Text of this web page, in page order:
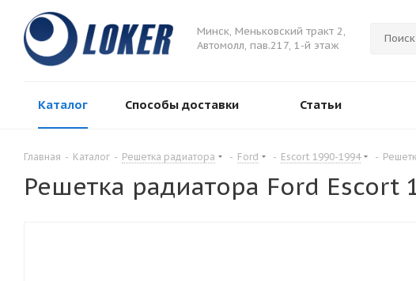
Минск, Меньковский тракт 2,
Автомолл, пав.217, 1-й этаж
Каталог Способы доставки Статьи
Главная - Каталог - Решетка радиатора - Ford - Escort 1990-1994 -
Решетка радиатора Ford Escort